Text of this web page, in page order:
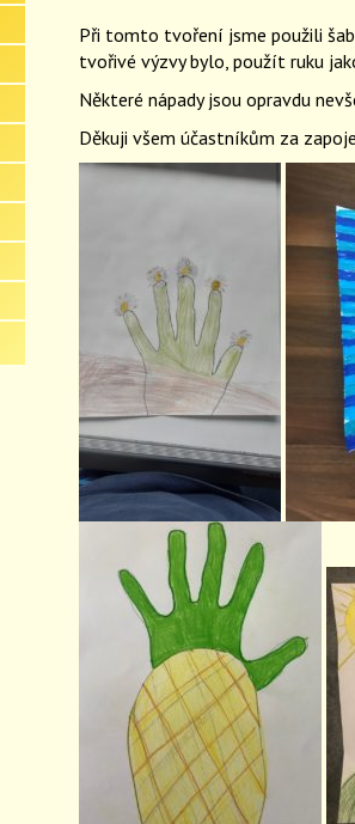
Při tomto tvoření jsme použili
tvořivé výzvy bylo, použít ruku
Některé nápady jsou opravdu
Děkuji všem účastníkům za